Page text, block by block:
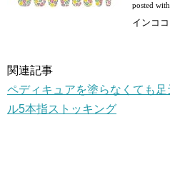
posted with
インココ
関連記事
ペディキュアを塗らなくても
ル5本指ストッキング